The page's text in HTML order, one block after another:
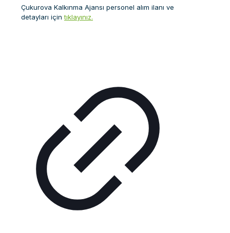
Çukurova Kalkınma Ajansı personel alım ilanı ve
detayları içintıklayınız.